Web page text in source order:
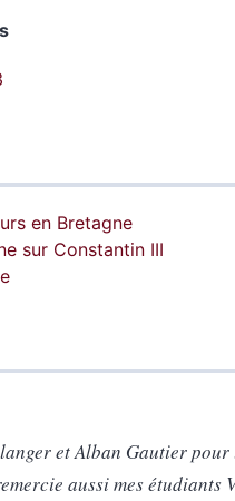
en Bretagne
sur Constantin III
et Alban Gautier
aussi mes étudiants